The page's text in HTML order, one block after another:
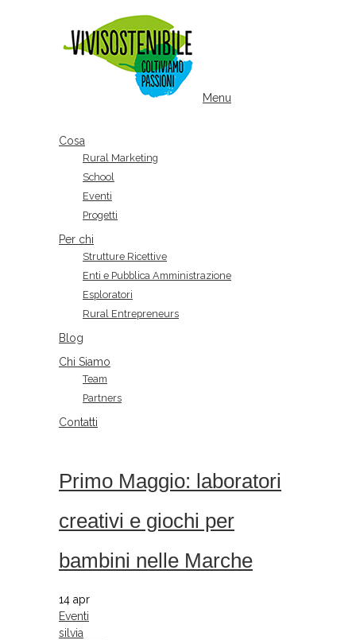
Menu
Cosa
Rural Marketing
School
Eventi
Progetti
Per chi
Strutture Ricettive
Enti e Pubblica Amministrazione
Esploratori
Rural Entrepreneurs
Blog
Chi Siamo
Team
Partners
Contatti
Primo Maggio: laboratori
creativi e giochi per
bambini nelle Marche
14 apr
Eventi
silvia